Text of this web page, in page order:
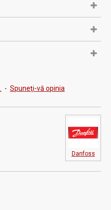
- Spuneţi-vă opinia
Danfoss